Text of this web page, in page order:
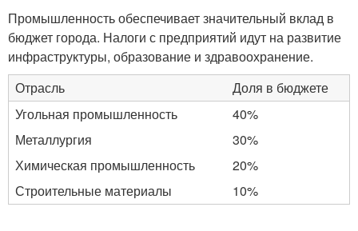
Промышленность обеспечивает значительный вклад в
бюджет города. Налоги с предприятий идут на развитие
инфраструктуры, образование и здравоохранение.
Отрасль
Доля в бюджете
Угольная промышленность
40%
Металлургия
30%
Химическая промышленность
20%
Строительные материалы
10%